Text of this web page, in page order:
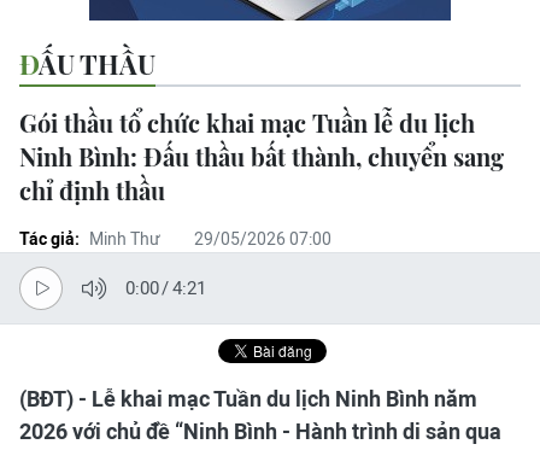
ĐẤU THẦU
Gói thầu tổ chức khai mạc Tuần lễ du lịch
Ninh Bình: Đấu thầu bất thành, chuyển sang
chỉ định thầu
Tác giả: Minh Thư 29/05/2026 07:00
0:00/4:21
(BĐT) - Lễ khai mạc Tuần du lịch Ninh Bình năm
2026 với chủ đề “Ninh Bình - Hành trình di sản qua